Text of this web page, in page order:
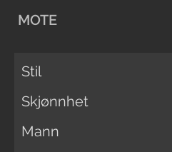
MOTE
Stil
Skjønnhet
Mann